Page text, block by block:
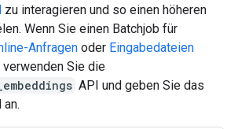
zu interagieren und so einen höheren
Wenn Sie einen Batchjob für
Anfragen oder Eingabedateien
Sie die
API und geben Sie das